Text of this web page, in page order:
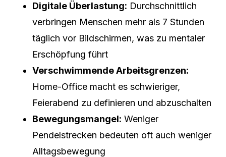
Digitale Überlastung: Durchschnittlich
verbringen Menschen mehr als 7 Stunden
täglich vor Bildschirmen, was zu mentaler
Erschöpfung führt
Verschwimmende Arbeitsgrenzen:
Home-Office macht es schwieriger,
Feierabend zu definieren und abzuschalten
Bewegungsmangel: Weniger
Pendelstrecken bedeuten oft auch weniger
Alltagsbewegung